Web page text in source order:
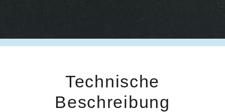
Technische
Beschreibung